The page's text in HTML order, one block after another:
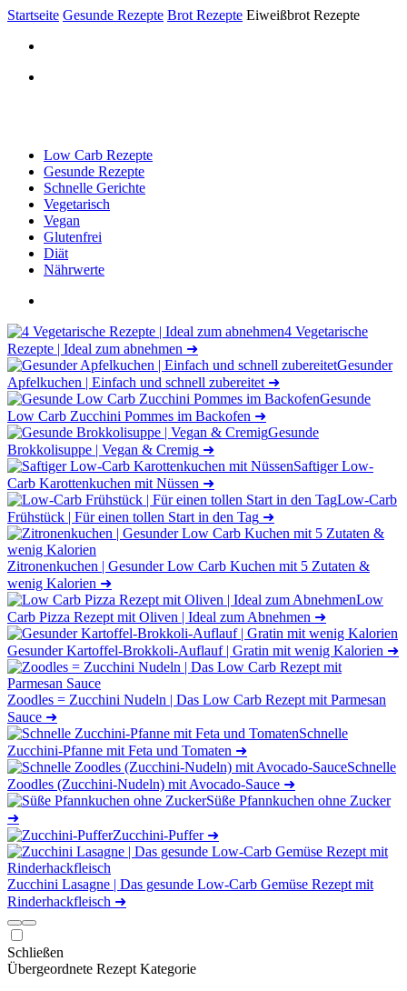
Startseite Gesunde Rezepte Brot Rezepte Eiweißbrot Rezepte
Low Carb Rezepte
Gesunde Rezepte
Schnelle Gerichte
Vegetarisch
Vegan
Glutenfrei
Diät
Nährwerte
4 Vegetarische
Rezepte | Ideal zum abnehmen ➜
Gesunder
Apfelkuchen | Einfach und schnell zubereitet ➜
Gesunde
Low Carb Zucchini Pommes im Backofen ➜
Gesunde
Brokkolisuppe | Vegan & Cremig ➜
Saftiger Low-
Carb Karottenkuchen mit Nüssen ➜
Low-Carb
Frühstück | Für einen tollen Start in den Tag ➜
Zitronenkuchen | Gesunder Low Carb Kuchen mit 5 Zutaten &
wenig Kalorien ➜
Low
Carb Pizza Rezept mit Oliven | Ideal zum Abnehmen ➜
Gesunder Kartoffel-Brokkoli-Auflauf | Gratin mit wenig Kalorien ➜
Zoodles = Zucchini Nudeln | Das Low Carb Rezept mit Parmesan
Sauce ➜
Schnelle
Zucchini-Pfanne mit Feta und Tomaten ➜
Schnelle
Zoodles (Zucchini-Nudeln) mit Avocado-Sauce ➜
Süße Pfannkuchen ohne Zucker
➜
Zucchini-Puffer➜
Zucchini Lasagne | Das gesunde Low-Carb Gemüse Rezept mit
Rinderhackfleisch ➜
Schließen
Übergeordnete Rezept Kategorie